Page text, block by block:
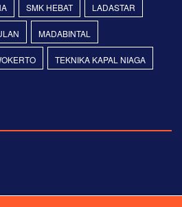
SMK HEBAT LADASTAR
MADABINTAL
TEKNIKA KAPAL NIAGA